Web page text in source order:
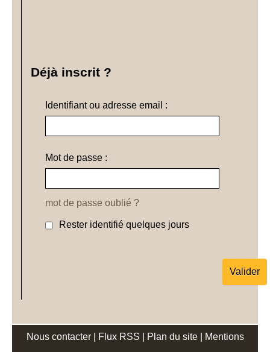
Déjà inscrit ?
Identifiant ou adresse email :
Mot de passe :
mot de passe oublié ?
Rester identifié quelques jours
Nous contacter Flux RSS Plan du site Mentions